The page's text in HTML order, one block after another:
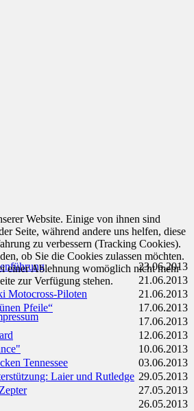
23.06.2013
21.06.2013
Motocross-Piloten
21.06.2013
Pfeile“
17.06.2013
17.06.2013
12.06.2013
10.06.2013
Tennessee
03.06.2013
Laier und Rutledge 29.05.2013
27.05.2013
26.05.2013
Website. Einige von ihnen sind
Seite, während andere uns helfen, diese
zu verbessern (Tracking Cookies).
ob Sie die Cookies zulassen möchten.
einer Ablehnung womöglich nicht mehr
zur Verfügung stehen.